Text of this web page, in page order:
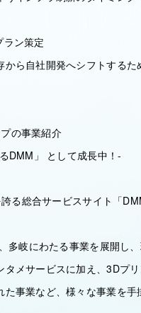
ン策定
から自社開発へシフトする
の事業紹介
DMM」 として成長中！-
る総合サービスサイト「
多岐にわたる事業を展開し
タメサービスに加え、3Dプ
た事業など、様々な事業を手